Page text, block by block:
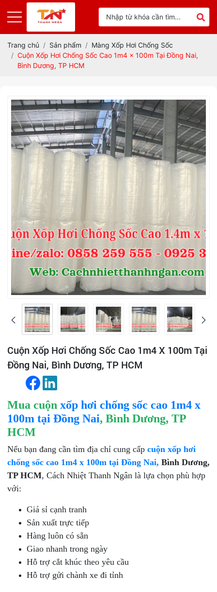
Trang chủ Sản phẩm
Màng Xốp Hơi Chống Sốc
Cuộn Xốp Hơi Chống Sốc Cao 1m4 x 100m Tại Đồng Nai,
Bình Dương, TP HCM
Cuộn Xốp Hơi Chống Sốc Cao 1m4 X 100m Tại
Đồng Nai, Bình Dương, TP HCM
Mua cuộn xốp hơi chống sốc cao 1m4 x
100m tại Đồng Nai, Bình Dương, TP
HCM
Nếu bạn đang cần tìm địa chỉ cung cấp cuộn xốp hơi
chống sốc cao 1m4 x 100m tại Đồng Nai, Bình Dương,
TP HCM, Cách Nhiệt Thanh Ngân là lựa chọn phù hợp
với:
Giá sỉ cạnh tranh
Sản xuất trực tiếp
Hàng luôn có sẵn
Giao nhanh trong ngày
Hỗ trợ cắt khúc theo yêu cầu
Hỗ trợ gửi chành xe đi tỉnh